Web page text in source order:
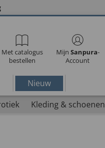
Met catalogus
bestellen
Mijn Sanpura-
Account
Nieuw
Kleding & schoenen